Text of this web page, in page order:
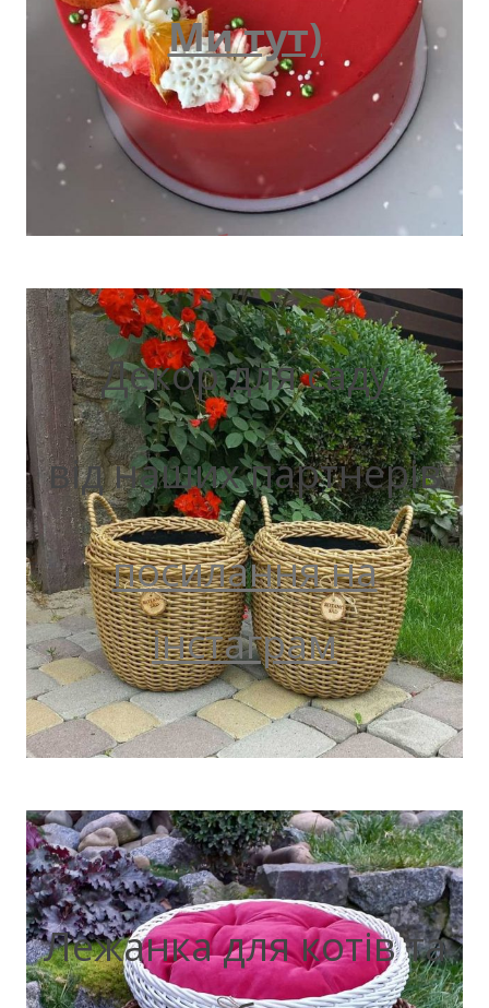
Ми тут)
Декор для саду
від наших партнерів
посилання на
інстаграм
Лежанка для котів та